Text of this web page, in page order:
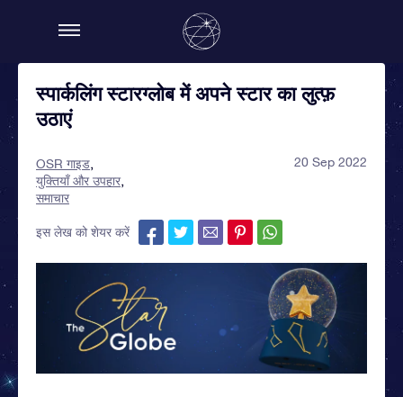
स्पार्कलिंग स्टारग्लोब में अपने स्टार का लुत्फ़
उठाएं
OSR गाइड
युक्तियाँ और उपहार
समाचार
20 Sep 2022
इस लेख को शेयर करें